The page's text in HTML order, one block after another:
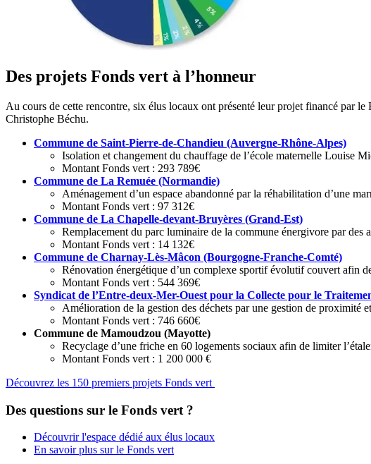
Des projets Fonds vert à l’honneur
Au cours de cette rencontre, six élus locaux ont présenté leur projet financé par
Christophe Béchu.
Commune de Saint-Pierre-de-Chandieu (Auvergne-Rhône-Alpes)
Isolation et changement du chauffage de l’école maternelle Louise
Montant Fonds vert : 293 789€
Commune de La Remuée (Normandie)
Aménagement d’un espace abandonné par la réhabilitation d’une
Montant Fonds vert : 97 312€
Commune de La Chapelle-devant-Bruyères (Grand-Est)
Remplacement du parc luminaire de la commune énergivore par
Montant Fonds vert : 14 132€
Commune de Charnay-Lès-Mâcon (Bourgogne-Franche-Comté)
Rénovation énergétique d’un complexe sportif évolutif couvert afin
Montant Fonds vert : 544 369€
Syndicat de l’Entre-deux-Mer-Ouest pour la Collecte pour le
Amélioration de la gestion des déchets par une gestion de proximité
Montant Fonds vert : 746 660€
Commune de Mamoudzou (Mayotte)
Recyclage d’une friche en 60 logements sociaux afin de limiter
Montant Fonds vert : 1 200 000 €
Découvrez les 150 premiers projets Fonds vert
Des questions sur le Fonds vert ?
Découvrir l'espace dédié aux élus locaux
En savoir plus sur le Fonds vert